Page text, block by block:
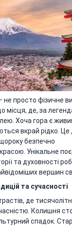
не просто фізичне
місця, де, за
Хоча гора є
вкрай рідко. Це
безпечно
Унікальне
та духовності
вершин
та сучасності
де
Колишня
спадок.